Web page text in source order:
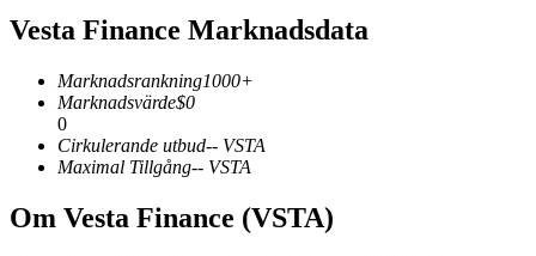
TradFi
Derivat för aktier, valuta, ädelmetaller och råvaror
Vesta Finance Marknadsdata
Marknadsrankning1000+
Marknadsvärde$0
0
Cirkulerande utbud-- VSTA
Maximal Tillgång-- VSTA
Om Vesta Finance (VSTA)